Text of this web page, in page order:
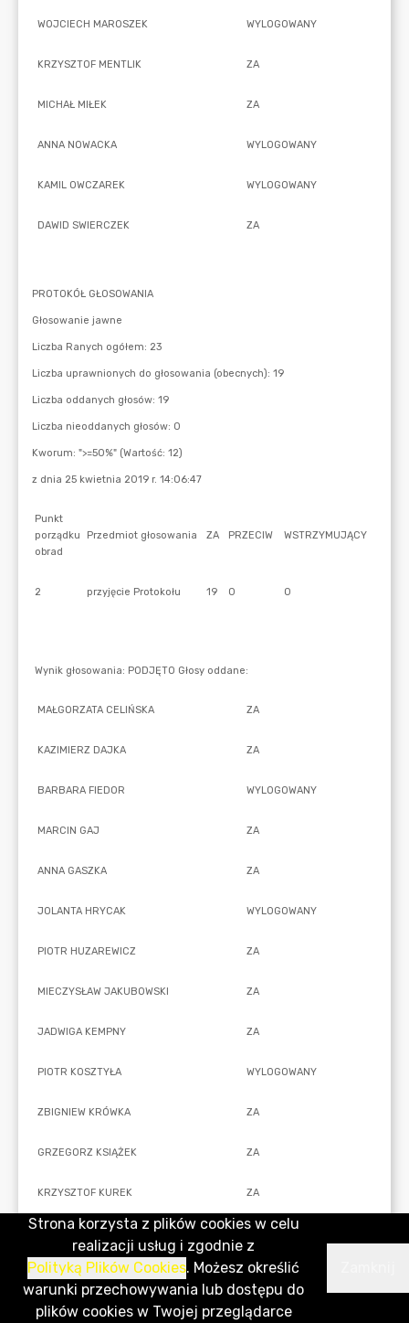
Strona korzysta z plików cookies w celu
realizacji usług i zgodnie z
Polityką Plików Cookies. Możesz określić
warunki przechowywania lub dostępu do
plików cookies w Twojej przeglądarce